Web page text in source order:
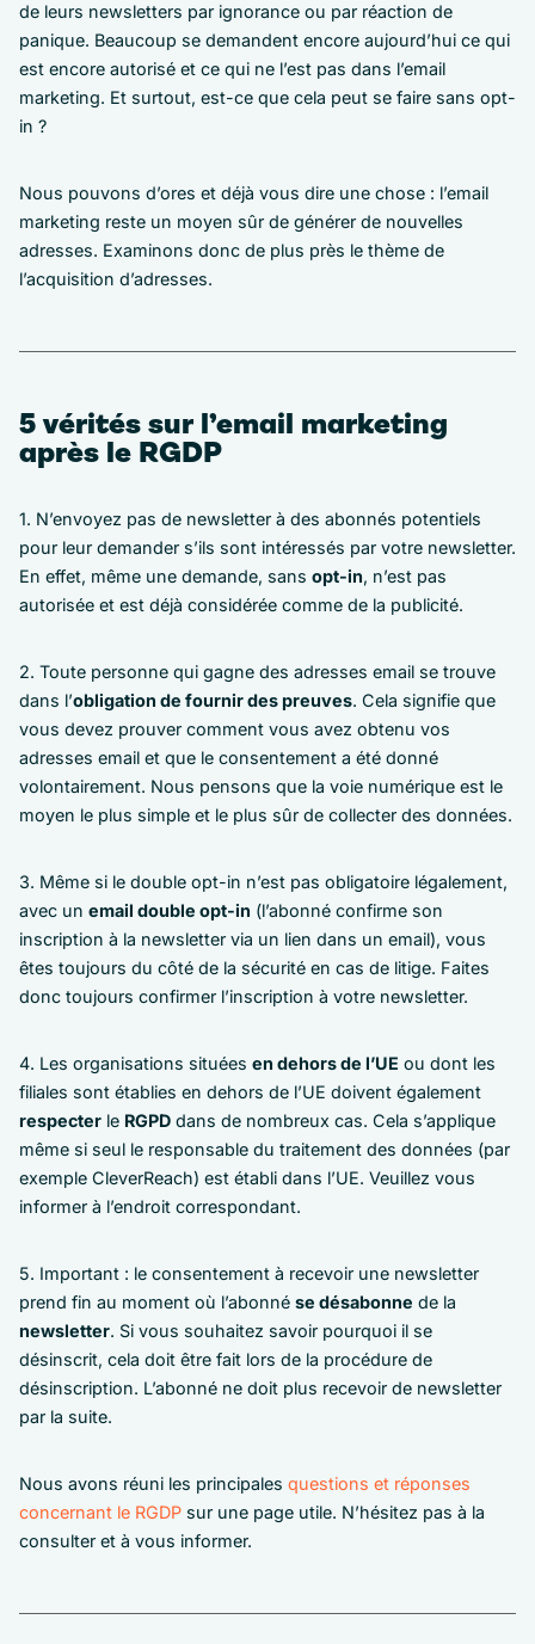
de leurs newsletters par ignorance ou par réaction de
panique. Beaucoup se demandent encore aujourd’hui ce qui
est encore autorisé et ce qui ne l’est pas dans l’email
marketing. Et surtout, est-ce que cela peut se faire sans opt-
in ?
Nous pouvons d’ores et déjà vous dire une chose : l’email
marketing reste un moyen sûr de générer de nouvelles
adresses. Examinons donc de plus près le thème de
l’acquisition d’adresses.
5 vérités sur l’email marketing
après le RGDP
1. N’envoyez pas de newsletter à des abonnés potentiels
pour leur demander s’ils sont intéressés par votre newsletter.
En effet, même une demande, sans opt-in, n’est pas
autorisée et est déjà considérée comme de la publicité.
2. Toute personne qui gagne des adresses email se trouve
dans l’obligation de fournir des preuves. Cela signifie que
vous devez prouver comment vous avez obtenu vos
adresses email et que le consentement a été donné
volontairement. Nous pensons que la voie numérique est le
moyen le plus simple et le plus sûr de collecter des données.
3. Même si le double opt-in n’est pas obligatoire légalement,
avec un email double opt-in (l’abonné confirme son
inscription à la newsletter via un lien dans un email), vous
êtes toujours du côté de la sécurité en cas de litige. Faites
donc toujours confirmer l’inscription à votre newsletter.
4. Les organisations situées en dehors de l’UE ou dont les
filiales sont établies en dehors de l’UE doivent également
respecter le RGPD dans de nombreux cas. Cela s’applique
même si seul le responsable du traitement des données (par
exemple CleverReach) est établi dans l’UE. Veuillez vous
informer à l’endroit correspondant.
5. Important : le consentement à recevoir une newsletter
prend fin au moment où l’abonné se désabonne de la
newsletter. Si vous souhaitez savoir pourquoi il se
désinscrit, cela doit être fait lors de la procédure de
désinscription. L’abonné ne doit plus recevoir de newsletter
par la suite.
Nous avons réuni les principales questions et réponses
concernant le RGDP sur une page utile. N’hésitez pas à la
consulter et à vous informer.